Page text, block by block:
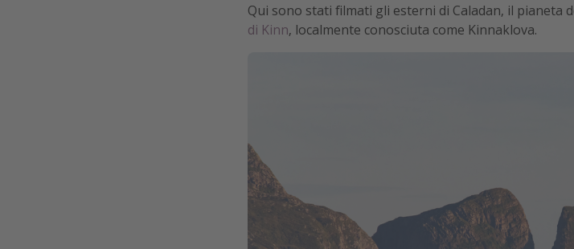
Qui sono stati filmati gli esterni di Caladan, il
di Kinn, localmente conosciuta come Kinnaklova.